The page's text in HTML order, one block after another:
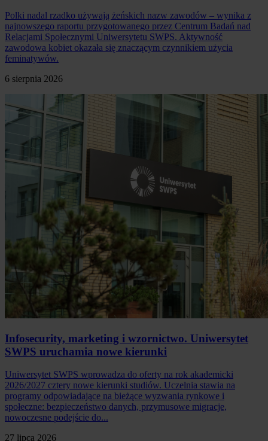
Polki nadal rzadko używają żeńskich nazw zawodów – wynika z
najnowszego raportu przygotowanego przez Centrum Badań nad
Relacjami Społecznymi Uniwersytetu SWPS. Aktywność
zawodowa kobiet okazała się znaczącym czynnikiem użycia
feminatywów.
6 sierpnia 2026
Infosecurity, marketing i wzornictwo. Uniwersytet
SWPS uruchamia nowe kierunki
Uniwersytet SWPS wprowadza do oferty na rok akademicki
2026/2027 cztery nowe kierunki studiów. Uczelnia stawia na
programy odpowiadające na bieżące wyzwania rynkowe i
społeczne: bezpieczeństwo danych, przymusowe migracje,
nowoczesne podejście do...
27 lipca 2026